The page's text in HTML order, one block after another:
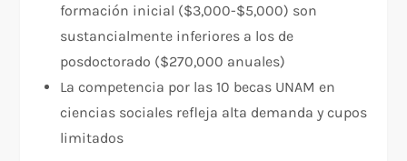
formación inicial ($3,000-$5,000) son
sustancialmente inferiores a los de
posdoctorado ($270,000 anuales)​
La competencia por las 10 becas UNAM en
ciencias sociales refleja alta demanda y cupos
limitados​